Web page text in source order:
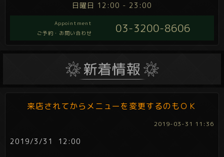
日曜日 12:00 - 23:00
Appointment
ご予約・お問い合わせ
03-3200-8606
来店されてからメニューを変更するのもＯＫ
2019-03-31 11:36
2019/3/31 12:00